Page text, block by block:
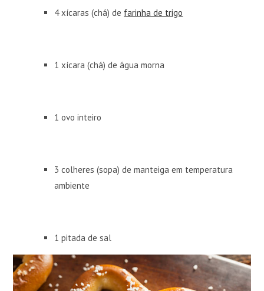
4 xícaras (chá) de farinha de trigo
1 xícara (chá) de água morna
1 ovo inteiro
3 colheres (sopa) de manteiga em temperatura
ambiente
1 pitada de sal